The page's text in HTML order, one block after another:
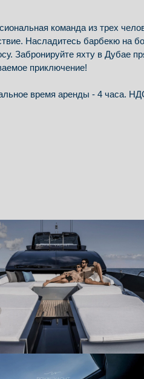
команда из трех
Насладитесь барбекю на
Забронируйте яхту в Дубае
приключение!
время аренды - 4 часа.